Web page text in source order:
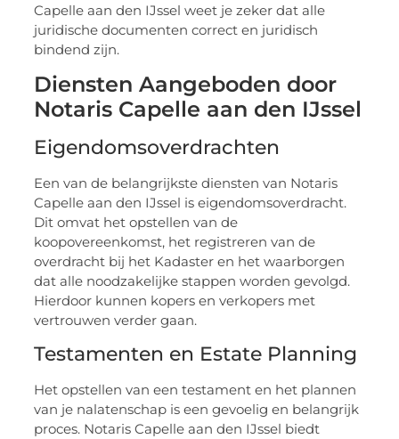
Capelle aan den IJssel weet je zeker dat alle
juridische documenten correct en juridisch
bindend zijn.
Diensten Aangeboden door
Notaris Capelle aan den IJssel
Eigendomsoverdrachten
Een van de belangrijkste diensten van Notaris
Capelle aan den IJssel is eigendomsoverdracht.
Dit omvat het opstellen van de
koopovereenkomst, het registreren van de
overdracht bij het Kadaster en het waarborgen
dat alle noodzakelijke stappen worden gevolgd.
Hierdoor kunnen kopers en verkopers met
vertrouwen verder gaan.
Testamenten en Estate Planning
Het opstellen van een testament en het plannen
van je nalatenschap is een gevoelig en belangrijk
proces. Notaris Capelle aan den IJssel biedt